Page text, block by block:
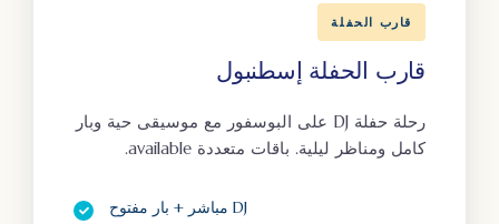
قارب الحفلة
قارب الحفلة إسطنبول
رحلة حفلة DJ على البوسفور مع موسيقى حية وبار
كامل ومناظر ليلية. باقات متعددة available.
DJ مباشر + بار مفتوح